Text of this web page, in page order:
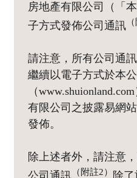
房地產有限公司（「
子方式發佈公司通訊
請注意，所有公司通
繼續以電子方式於本
（
有限公司之披露易網站
發佈。
除上述者外，請注意
（附註2）